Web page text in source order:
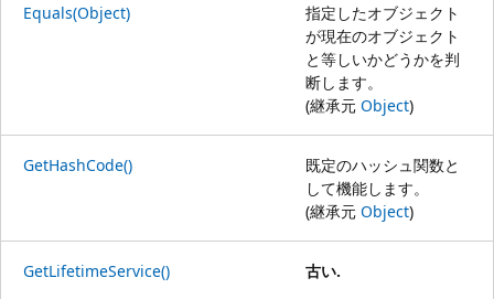
Equals(Object)
指定したオブジェクト
が現在のオブジェクト
と等しいかどうかを判
断します。
(継承元 Object)
GetHashCode()
既定のハッシュ関数と
して機能します。
(継承元 Object)
GetLifetimeService()
古い.